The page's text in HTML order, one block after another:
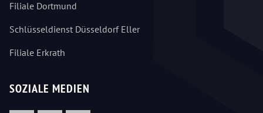
Filiale Dortmund
Schlüsseldienst Düsseldorf Eller
Filiale Erkrath
SOZIALE MEDIEN